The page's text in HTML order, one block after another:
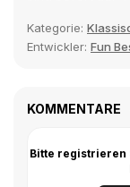
Kategorie:
Entwickler: Fun
KOMMENTARE
Bitte registrieren